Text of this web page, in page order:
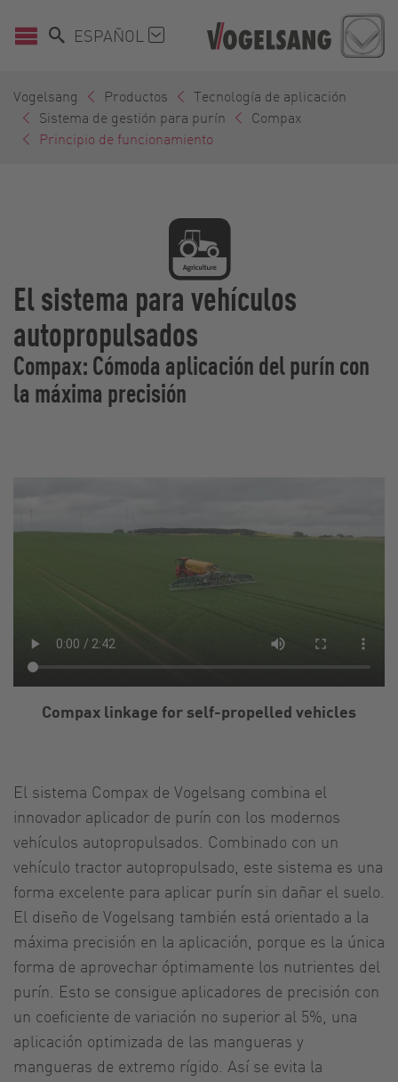
ESPAÑOL
Vogelsang Productos
Tecnología de aplicación
Sistema de gestión para purín
Compax
Principio de funcionamiento
El sistema para vehículos
autopropulsados
Compax: Cómoda aplicación del purín con
la máxima precisión
El sistema Compax de Vogelsang combina el
innovador aplicador de purín con los modernos
vehículos autopropulsados. Combinado con un
vehículo tractor autopropulsado, este sistema es una
forma excelente para aplicar purín sin dañar el suelo.
El diseño de Vogelsang también está orientado a la
máxima precisión en la aplicación, porque es la única
forma de aprovechar óptimamente los nutrientes del
purín. Esto se consigue aplicadores de precisión con
un coeficiente de variación no superior al 5%, una
aplicación optimizada de las mangueras y
mangueras de extremo rígido. Así se evita la
Compax linkage for self-propelled vehicles